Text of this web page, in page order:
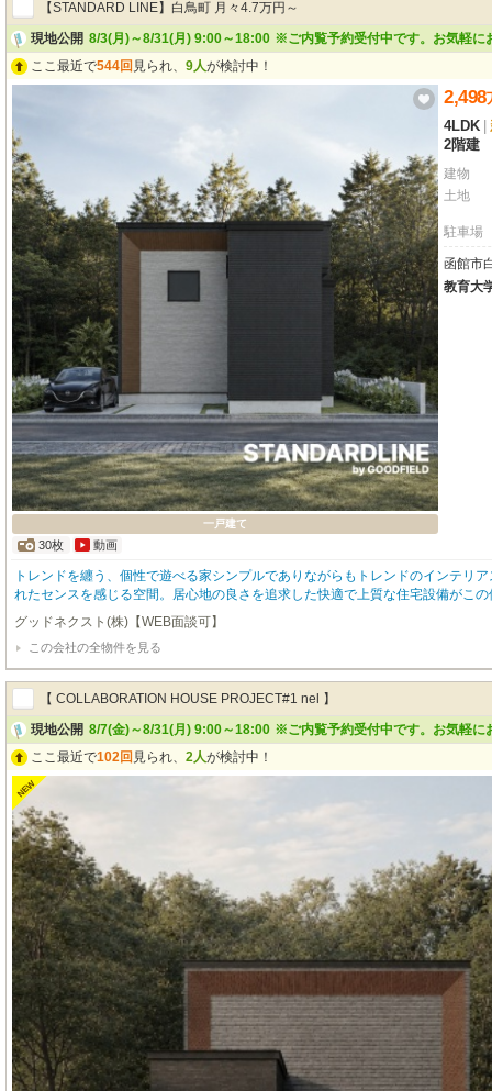
【STANDARD LINE】白鳥町 月々4.7万円～
現地公開 8/3(月)～8/31(月) 9:00～18:00 ※ご内覧予約受付中です。お気軽に
ここ最近で544回 見られ、 9人が検討中！
一戸建て
30枚 動画
2,498
4LDK
2階建
建物
土地
駐車場
函館市
教育大
トレンドを纏う、個性で遊べる家シンプルでありながらもトレンドのインテリ
れたセンスを感じる空間。居心地の良さを追求した快適で上質な住宅設備がこ
格もスマートなGOODFIELDの定番ライン。～goodfield quality～■次世代の基
のZEH水準新築住宅■北海道で2100棟以上の累計販売実績を誇る弊社だからご
みやすい間取り■お住まい後の不安をカバーする充実の４大保証（地盤保証・住
ー保証・設備保証）■散水栓と外部コンセントを標準装備だから洗車もBBQも可
グッドネクスト(株)【WEB面談可】
この会社の全物件を見る
【 COLLABORATION HOUSE PROJECT#1 nel 】
現地公開 8/7(金)～8/31(月) 9:00～18:00 ※ご内覧予約受付中です。お気軽に
ここ最近で102回 見られ、 2人が検討中！
NEW